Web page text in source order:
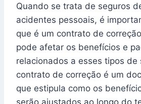
Quando se trata de seguros
acidentes pessoais, é
que é um contrato de
pode afetar os benefícios e
relacionados a esses tipos de
contrato de correção é um
que estipula como os
serão ajustados ao longo do